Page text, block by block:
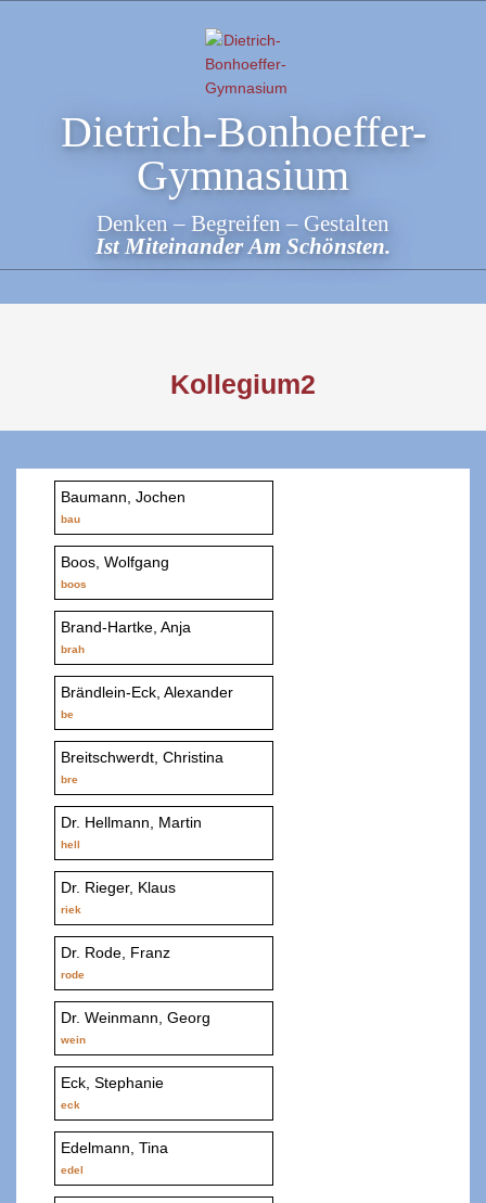
Dietrich-Bonhoeffer-
Gymnasium
Denken – Begreifen – Gestalten
Ist Miteinander Am Schönsten.
Kollegium2
Baumann, Jochen
bau
Boos, Wolfgang
boos
Brand-Hartke, Anja
brah
Brändlein-Eck, Alexander
be
Breitschwerdt, Christina
bre
Dr. Hellmann, Martin
hell
Dr. Rieger, Klaus
riek
Dr. Rode, Franz
rode
Dr. Weinmann, Georg
wein
Eck, Stephanie
eck
Edelmann, Tina
edel